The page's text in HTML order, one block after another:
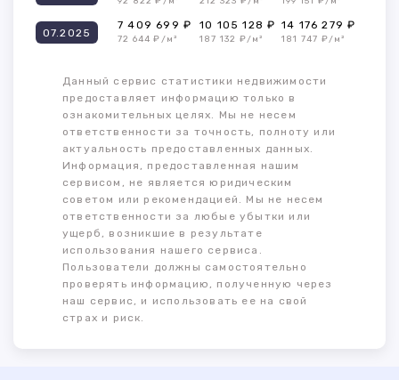
07.2025
7 409 699 ₽
72 644 ₽/м²
10 105 128 ₽
187 132 ₽/м²
14 176 279 ₽
181 747 ₽/м²
Данный сервис статистики недвижимости
предоставляет информацию только в
ознакомительных целях. Мы не несем
ответственности за точность, полноту или
актуальность предоставленных данных.
Информация, предоставленная нашим
сервисом, не является юридическим
советом или рекомендацией. Мы не несем
ответственности за любые убытки или
ущерб, возникшие в результате
использования нашего сервиса.
Пользователи должны самостоятельно
проверять информацию, полученную через
наш сервис, и использовать ее на свой
страх и риск.